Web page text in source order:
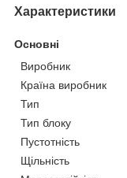
Характеристики
Основні
Виробник
Країна виробник
Тип
Тип блоку
Пустотність
Щільність